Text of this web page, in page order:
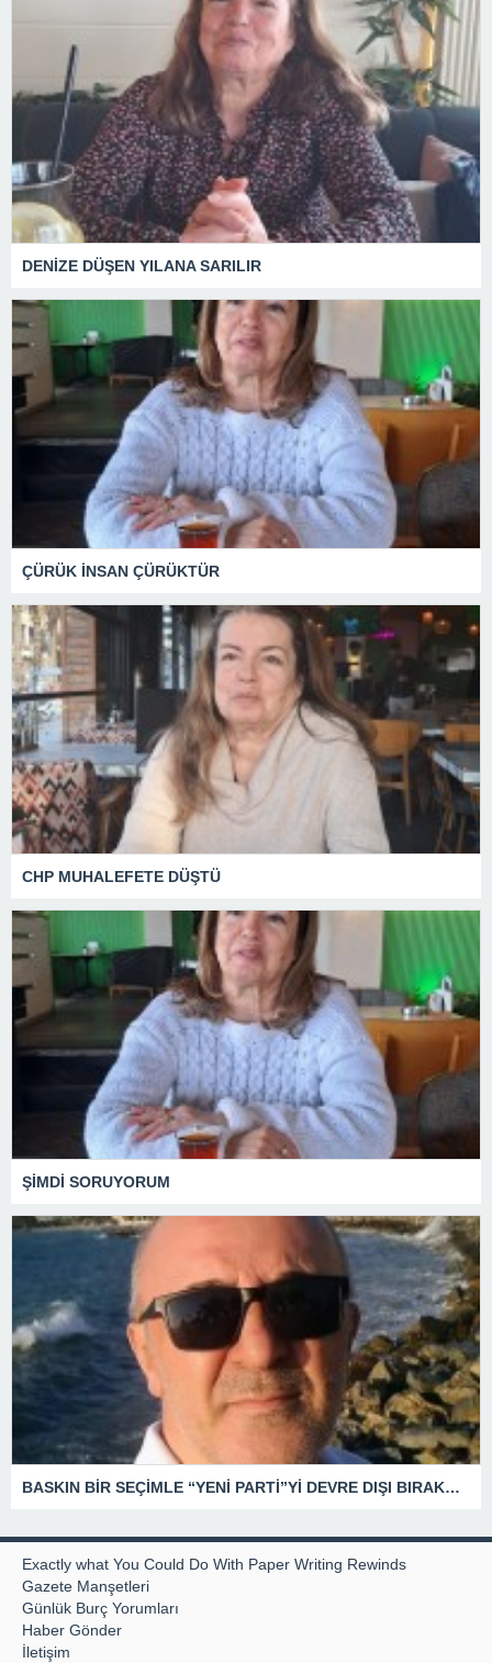
DENİZE DÜŞEN YILANA SARILIR
ÇÜRÜK İNSAN ÇÜRÜKTÜR
CHP MUHALEFETE DÜŞTÜ
ŞİMDİ SORUYORUM
BASKIN BİR SEÇİMLE “YENİ PARTİ”Yİ DEVRE DIŞI BIRAKMAK İÇİN DÜĞMEYE Mİ BASILDI?
Exactly what You Could Do With Paper Writing Rewinds
Gazete Manşetleri
Günlük Burç Yorumları
Haber Gönder
İletişim